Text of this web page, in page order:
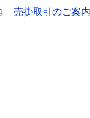
売掛取引のご案内